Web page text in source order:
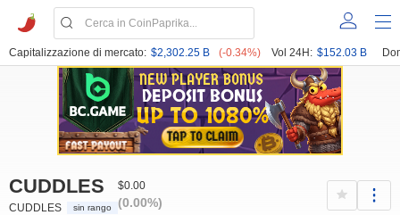
Capitalizzazione di mercato: $2,302.25 B (-0.34%) Vol 24H: $152.03 B
CUDDLES
CUDDLES sin rango
$0.00
(0.00%)